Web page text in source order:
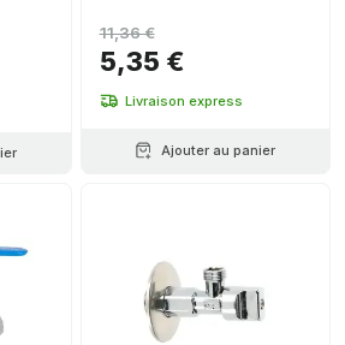
5,35 €
11,36 €
Livraison express
Ajouter au panier